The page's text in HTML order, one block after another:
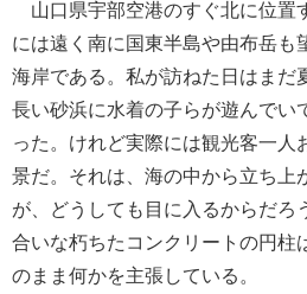
山口県宇部空港のすぐ北に位置
には遠く南に国東半島や由布岳も
海岸である。私が訪ねた日はまだ
長い砂浜に水着の子らが遊んでい
った。けれど実際には観光客一人
景だ。それは、海の中から立ち上
が、どうしても目に入るからだろ
合いな朽ちたコンクリートの円柱
のまま何かを主張している。